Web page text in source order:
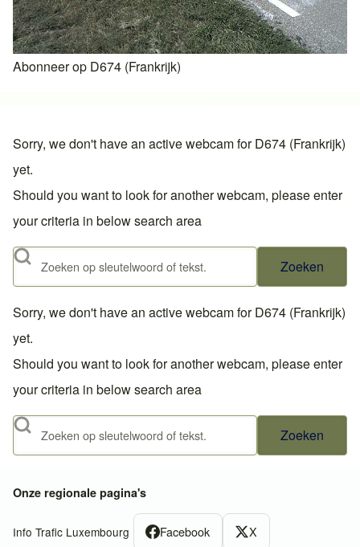
Abonneer op D674 (Frankrijk)
Sorry, we don't have an active webcam for D674 (Frankrijk)
yet.
Should you want to look for another webcam, please enter
your criteria in below search area
Zoeken
Sorry, we don't have an active webcam for D674 (Frankrijk)
yet.
Should you want to look for another webcam, please enter
your criteria in below search area
Zoeken
Onze regionale pagina's
Info Trafic Luxembourg Facebook X